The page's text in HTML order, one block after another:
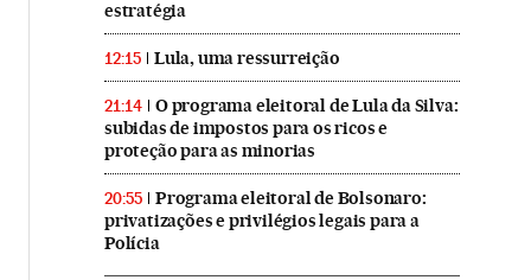
estratégia
12:15 Lula, uma ressurreição
21:14
O programa eleitoral de Lula da Silva:
subidas de impostos para os ricos e
proteção para as minorias
20:55
Programa eleitoral de Bolsonaro:
privatizações e privilégios legais para a
Polícia